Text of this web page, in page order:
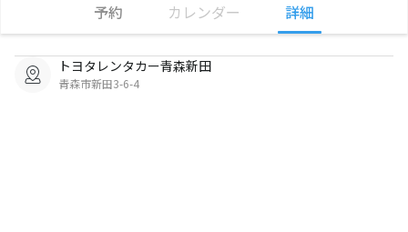
予約 カレンダー 詳細
トヨタレンタカー青森新田
青森市新田3-6-4